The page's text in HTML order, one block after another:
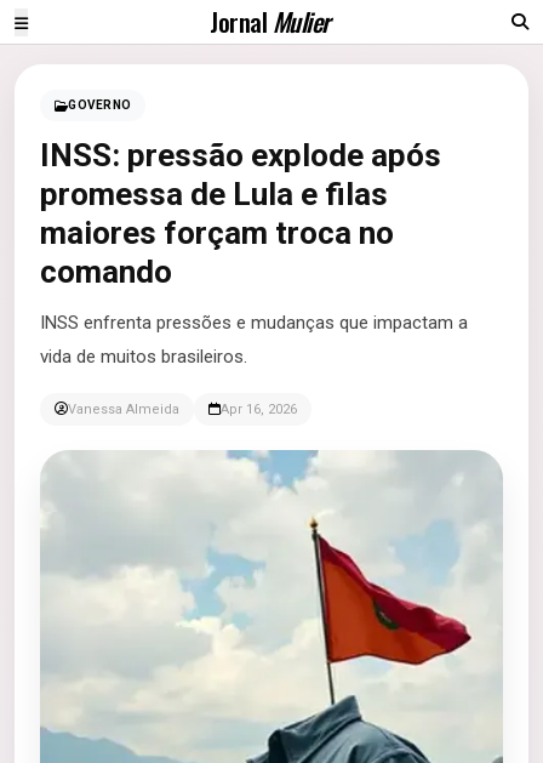
JornalMulier
GOVERNO
INSS: pressão explode após
promessa de Lula e filas
maiores forçam troca no
comando
INSS enfrenta pressões e mudanças que impactam a
vida de muitos brasileiros.
Vanessa Almeida Apr 16, 2026